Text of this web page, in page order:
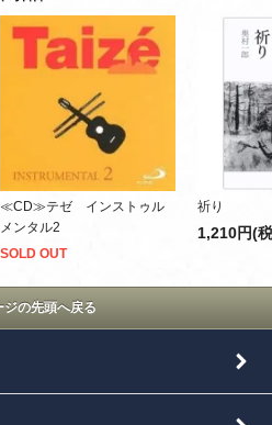
≪CD≫テゼ インストゥル
メンタル2
SOLD OUT
祈り
1,210円(
ジの先頭へ戻る